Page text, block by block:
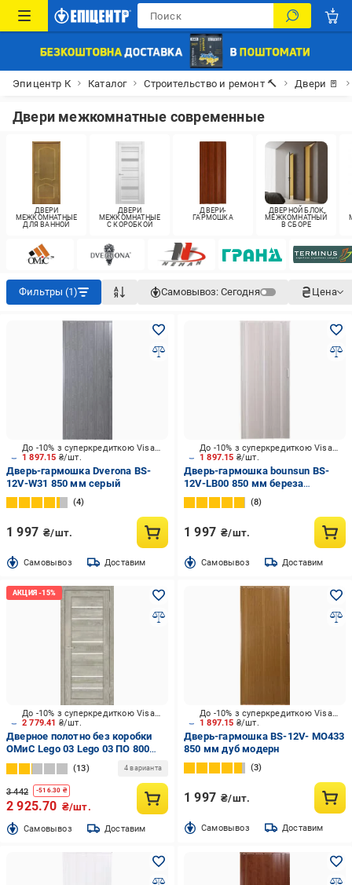
Эпицентр К Каталог Строительство и ремонт 🔨 Двери 🚪
Двери межкомнатные современные
ДВЕРИ
МЕЖКОМНАТНЫЕ
ДЛЯ ВАННОЙ
ДВЕРИ
МЕЖКОМНАТНЫЕ
С КОРОБКОЙ
ДВЕРИ-
ГАРМОШКА
ДВЕРНОЙ БЛОК
МЕЖКОМНАТНЫЙ
В СБОРЕ
Фильтры (1) Самовывоз: Сегодня Цена
1 897.15 ₴/шт.
До -10% з суперкредиткою Visa Вигода
Дверь-гармошка Dverona BS-
12V-W31 850 мм серый
4
1 997 ₴/шт.
Cамовывоз Доставим
1 897.15 ₴/шт.
До -10% з суперкредиткою Visa Вигода
Дверь-гармошка bounsun BS-
12V-LB00 850 мм береза
светлая
8
1 997 ₴/шт.
Cамовывоз Доставим
2 779.41 ₴/шт.
До -10% з суперкредиткою Visa Вигода
Дверное полотно без коробки
ОМиС Lego 03 Lego 03 ПО 800
мм дуб светло-серый
13 4 варианта
3 442 -516.30 ₴
2 925.70 ₴/шт.
Cамовывоз Доставим
1 897.15 ₴/шт.
До -10% з суперкредиткою Visa Вигода
Дверь-гармошка BS-12V- MO433
850 мм дуб модерн
3
1 997 ₴/шт.
Cамовывоз Доставим